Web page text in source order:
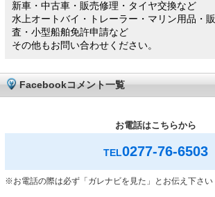
新車・中古車・販売修理・タイヤ交換など
水上オートバイ・トレーラー・マリン用品・
査・小型船舶免許申請など
その他もお問い合わせください。
Facebookコメント一覧
お電話はこちらから
TEL0277-76-6503
※お電話の際は必ず「ガレナビを見た」とお伝え下さい